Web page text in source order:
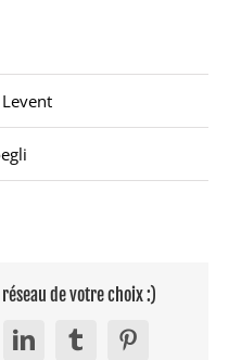
de votre choix :)
LinkedInTumblrPinterest